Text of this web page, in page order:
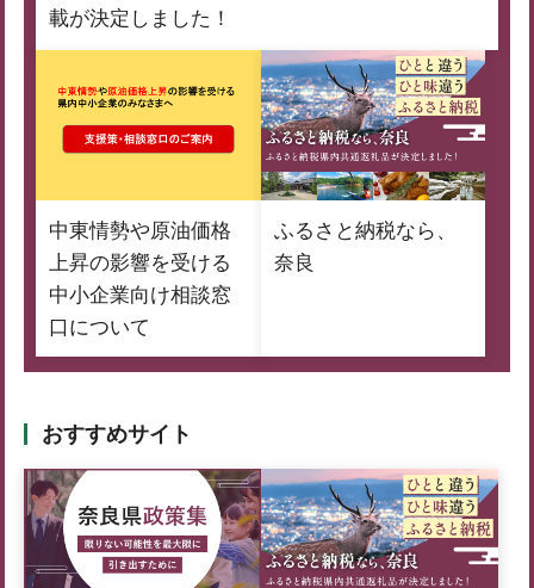
載が決定しました！
中東情勢や原油価格
上昇の影響を受ける
中小企業向け相談窓
口について
ふるさと納税なら、
奈良
おすすめサイト